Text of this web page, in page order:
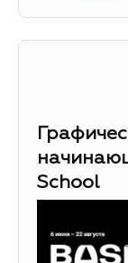
School